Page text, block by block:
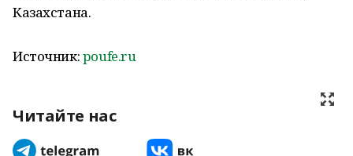
Казахстана.
Источник:poufe.ru
Читайте нас